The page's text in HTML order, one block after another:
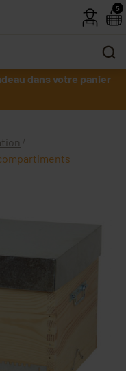
dans votre panier
5